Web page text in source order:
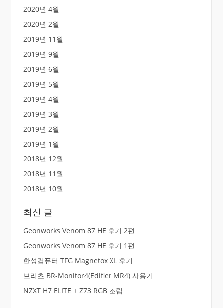
2020년 4월
2020년 2월
2019년 11월
2019년 9월
2019년 6월
2019년 5월
2019년 4월
2019년 3월
2019년 2월
2019년 1월
2018년 12월
2018년 11월
2018년 10월
최신 글
Geonworks Venom 87 HE 후기 2편
Geonworks Venom 87 HE 후기 1편
한성컴퓨터 TFG Magnetox XL 후기
브리츠 BR-Monitor4(Edifier MR4) 사용기
NZXT H7 ELITE + Z73 RGB 조립